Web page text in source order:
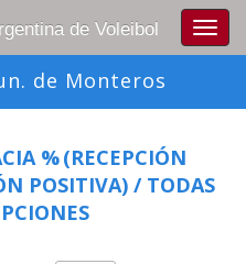
de Voleibol
de Monteros
%(RECEPCIÓN
POSITIVA) / TODAS